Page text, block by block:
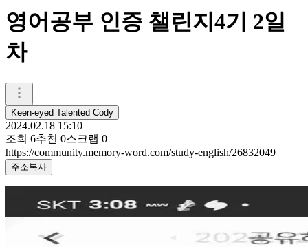
영어공부 인증 챌린지4기 2일
차
Keen-eyed Talented Cody
2024.02.18 15:10
조회 6추천 0스크랩 0
https://community.memory-word.com/study-english/26832049
주소복사